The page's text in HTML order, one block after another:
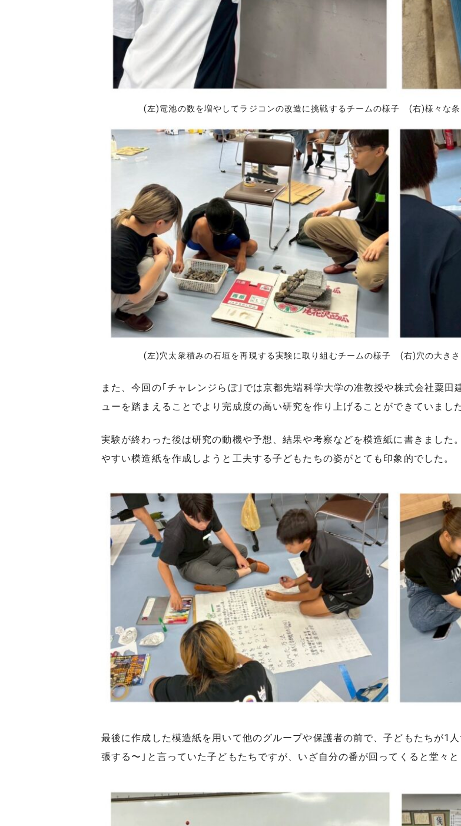
(左)電池の数を増やしてラジコンの改造に挑戦するチームの様子 (右)様々な
(左)穴太衆積みの石垣を再現する実験に取り組むチームの様子 (右)穴の大き
また、今回の｢チャレンジらぼ｣では京都先端科学大学の准教授や株式会社粟
ューを踏まえることでより完成度の高い研究を作り上げることができていました
実験が終わった後は研究の動機や予想、結果や考察などを模造紙に書きました
やすい模造紙を作成しようと工夫する子どもたちの姿がとても印象的でした。
最後に作成した模造紙を用いて他のグループや保護者の前で、子どもたちが1
張する〜｣と言っていた子どもたちですが、いざ自分の番が回ってくると堂々